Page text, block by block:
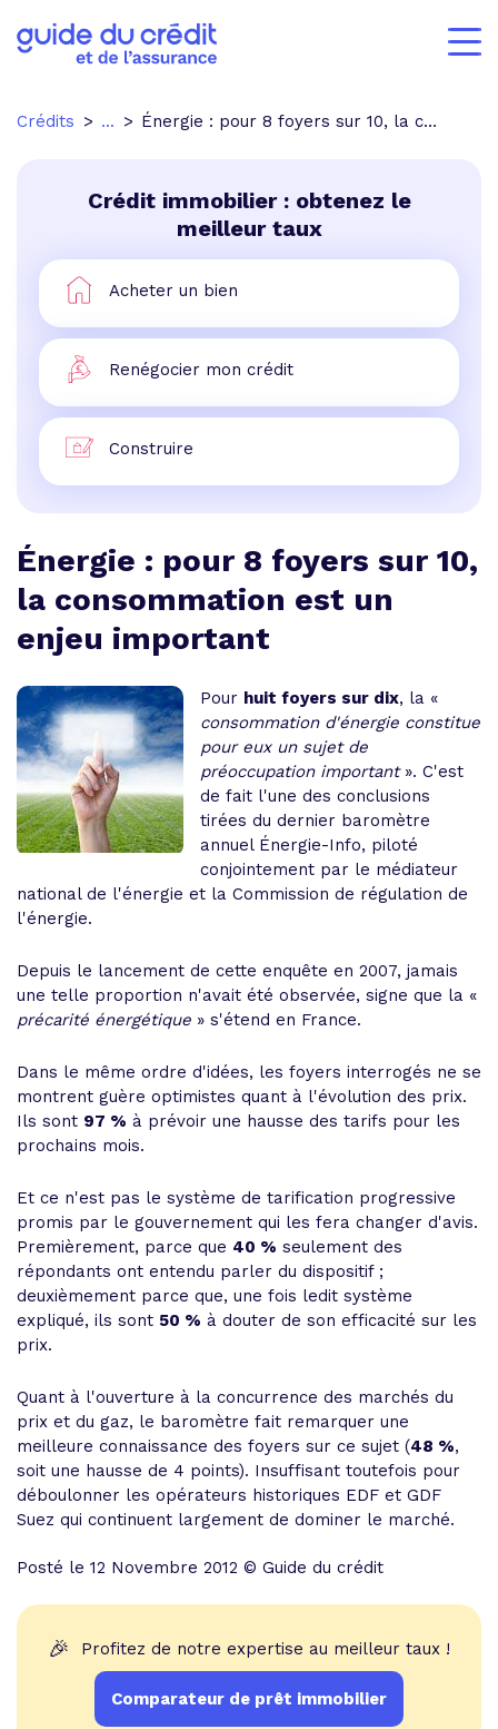
Crédits ... Énergie : pour 8 foyers sur 10, la consommation est un enjeu important
Crédit immobilier : obtenez le
meilleur taux
Acheter un bien
Renégocier mon crédit
Construire
Énergie : pour 8 foyers sur 10,
la consommation est un
enjeu important
Pour huit foyers sur dix, la «
consommation d'énergie constitue
pour eux un sujet de
préoccupation important». C'est
de fait l'une des conclusions
tirées du dernier baromètre
annuel Énergie-Info, piloté
conjointement par le médiateur
national de l'énergie et la Commission de régulation de
l'énergie.
Depuis le lancement de cette enquête en 2007, jamais
une telle proportion n'avait été observée, signe que la «
précarité énergétique » s'étend en France.
Dans le même ordre d'idées, les foyers interrogés ne se
montrent guère optimistes quant à l'évolution des prix.
Ils sont 97 % à prévoir une hausse des tarifs pour les
prochains mois.
Et ce n'est pas le système de tarification progressive
promis par le gouvernement qui les fera changer d'avis.
Premièrement, parce que 40 % seulement des
répondants ont entendu parler du dispositif ;
deuxièmement parce que, une fois ledit système
expliqué, ils sont 50 % à douter de son efficacité sur les
prix.
Quant à l'ouverture à la concurrence des marchés du
prix et du gaz, le baromètre fait remarquer une
meilleure connaissance des foyers sur ce sujet (48 %,
soit une hausse de 4 points). Insuffisant toutefois pour
déboulonner les opérateurs historiques EDF et GDF
Suez qui continuent largement de dominer le marché.
Posté le 12 Novembre 2012 © Guide du crédit
🎉 Profitez de notre expertise au meilleur taux !
Comparateur de prêt immobilier